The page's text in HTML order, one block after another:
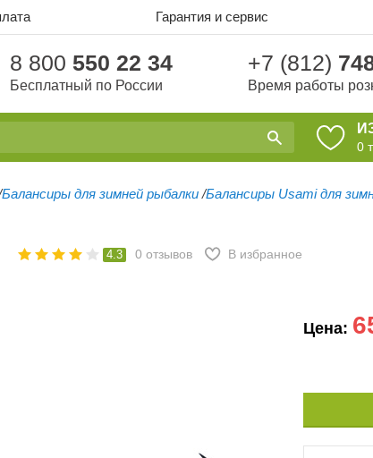
Гарантия и сервис
8 800 550 22 34
Бесплатный по России
+7 (812)
Время работы
0
Балансиры для зимней рыбалки /Балансиры Usami для
4.3 0 отзывов В избранное
Цена: